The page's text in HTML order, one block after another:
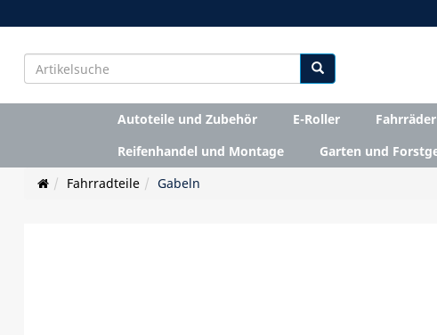
Autoteile und Zubehör E-Roller Fahrräder
Reifenhandel und Montage
Garten und
Fahrradteile
Gabeln